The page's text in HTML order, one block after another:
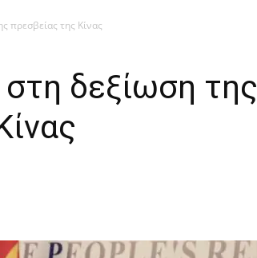
πρεσβείας της Κίνας
δεξίωση της